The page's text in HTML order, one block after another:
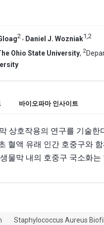
2 , Daniel J. Wozniak1,2
Ohio State University, 2
바이오파마 인사이트
상호작용의 연구를 기술한
혈액 유래 인간 호중구와
물막 내의 호중구 국소화
Staphylococcus Aureus